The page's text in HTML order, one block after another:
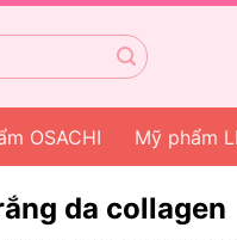
OSACHI Mỹ phẩm
da collagen